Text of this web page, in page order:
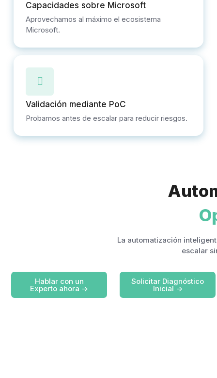
Capacidades sobre Microsoft
Aprovechamos al máximo el ecosistema
Microsoft.
Validación mediante PoC
Probamos antes de escalar para reducir riesgos.
La automatización
escalar
Hablar con un
Experto ahora ->
Solicitar Diagnóstico
Inicial ->